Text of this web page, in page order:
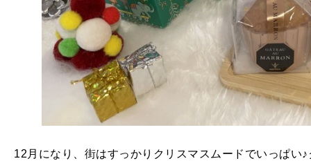
12月になり、街はすっかりクリスマスムードでいっぱい